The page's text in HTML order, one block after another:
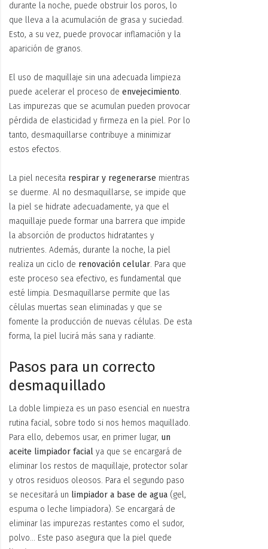
durante la noche, puede obstruir los poros, lo
que lleva a la acumulación de grasa y suciedad.
Esto, a su vez, puede provocar inflamación y la
aparición de granos.
El uso de maquillaje sin una adecuada limpieza
puede acelerar el proceso de envejecimiento.
Las impurezas que se acumulan pueden provocar
pérdida de elasticidad y firmeza en la piel. Por lo
tanto, desmaquillarse contribuye a minimizar
estos efectos.
La piel necesita respirar y regenerarse mientras
se duerme. Al no desmaquillarse, se impide que
la piel se hidrate adecuadamente, ya que el
maquillaje puede formar una barrera que impide
la absorción de productos hidratantes y
nutrientes. Además, durante la noche, la piel
realiza un ciclo de renovación celular. Para que
este proceso sea efectivo, es fundamental que
esté limpia. Desmaquillarse permite que las
células muertas sean eliminadas y que se
fomente la producción de nuevas células. De esta
forma, la piel lucirá más sana y radiante.
Pasos para un correcto
desmaquillado
La doble limpieza es un paso esencial en nuestra
rutina facial, sobre todo si nos hemos maquillado.
Para ello, debemos usar, en primer lugar, un
aceite limpiador facial ya que se encargará de
eliminar los restos de maquillaje, protector solar
y otros residuos oleosos. Para el segundo paso
se necesitará un limpiador a base de agua (gel,
espuma o leche limpiadora). Se encargará de
eliminar las impurezas restantes como el sudor,
polvo… Este paso asegura que la piel quede